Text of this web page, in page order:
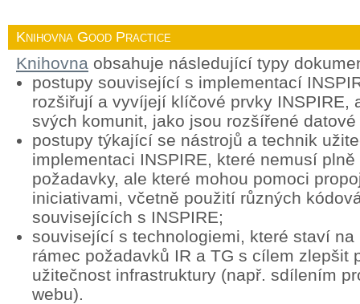
Knihovna Good Practice
Knihovna obsahuje následující typy
postupy související s implementací
rozšiřují a vyvíjejí klíčové prvky INSPIRE,
svých komunit, jako jsou rozšířené
postupy týkající se nástrojů a technik
implementaci INSPIRE, které nemusí
požadavky, ale které mohou pomoci
iniciativami, včetně použití různých
souvisejících s INSPIRE;
související s technologiemi, které staví na
rámec požadavků IR a TG s cílem zlepšit
užitečnost infrastruktury (např. sdílením
webu).